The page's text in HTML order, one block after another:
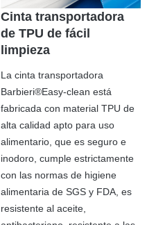
Cinta transportadora
de TPU de fácil
limpieza
La cinta transportadora
Barbieri®Easy-clean está
fabricada con material TPU de
alta calidad apto para uso
alimentario, que es seguro e
inodoro, cumple estrictamente
con las normas de higiene
alimentaria de SGS y FDA, es
resistente al aceite,